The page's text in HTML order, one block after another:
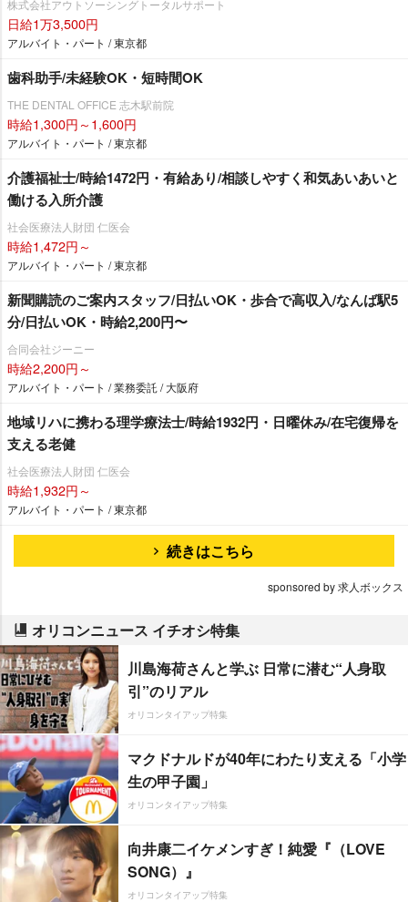
株式会社アウトソーシングトータルサポート
日給1万3,500円
アルバイト・パート / 東京都
歯科助手/未経験OK・短時間OK
THE DENTAL OFFICE 志木駅前院
時給1,300円～1,600円
アルバイト・パート / 東京都
介護福祉士/時給1472円・有給あり/相談しやすく和気あいあいと
働ける入所介護
社会医療法人財団 仁医会
時給1,472円～
アルバイト・パート / 東京都
新聞購読のご案内スタッフ/日払いOK・歩合で高収入/なんば駅5
分/日払いOK・時給2,200円〜
合同会社ジーニー
時給2,200円～
アルバイト・パート / 業務委託 / 大阪府
地域リハに携わる理学療法士/時給1932円・日曜休み/在宅復帰を
支える老健
社会医療法人財団 仁医会
時給1,932円～
アルバイト・パート / 東京都
続きはこちら
sponsored by 求人ボックス
オリコンニュース イチオシ特集
川島海荷さんと学ぶ 日常に潜む“人身取
引”のリアル
オリコンタイアップ特集
マクドナルドが40年にわたり支える「小学
生の甲子園」
オリコンタイアップ特集
向井康二イケメンすぎ！純愛『（LOVE
SONG）』
オリコンタイアップ特集